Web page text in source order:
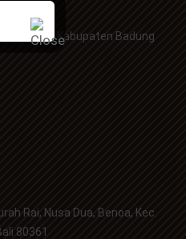
Angkatan
Bali, Kabupaten Badung
Rai, Nusa Dua, Benoa, Kec.
80361